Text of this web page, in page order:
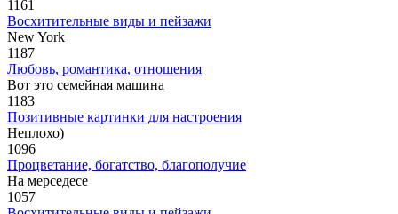
1161
Восхитительные виды и пейзажи
New York
1187
Любовь, романтика, отношения
Вот это семейная машина
1183
Позитивные картинки для настроения
Неплохо)
1096
Процветание, богатство, благополучие
На мерседесе
1057